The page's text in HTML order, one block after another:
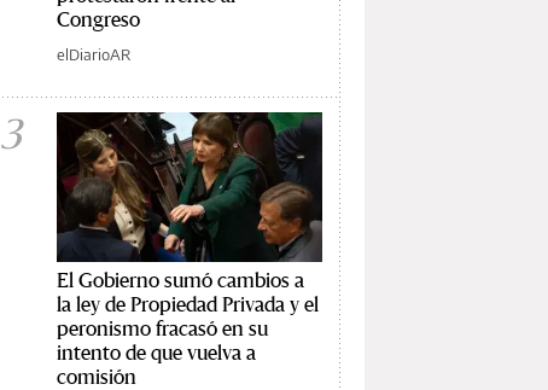
Congreso
elDiarioAR
3
El Gobierno sumó cambios a
la ley de Propiedad Privada y el
peronismo fracasó en su
intento de que vuelva a
comisión